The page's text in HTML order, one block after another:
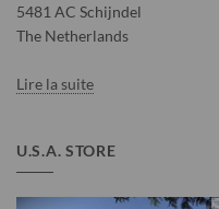
5481 AC Schijndel
The Netherlands
Lire la suite
U.S.A. STORE